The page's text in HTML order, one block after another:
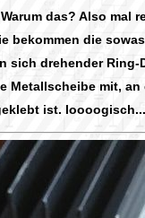
das? Also mal
bekommen die
sich drehender Ring-
Metallscheibe mit, an
ist. loooogisch...